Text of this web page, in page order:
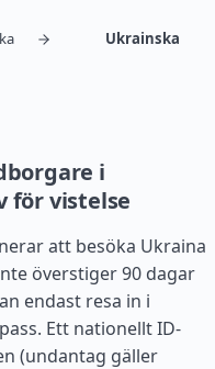
Ukrainska
i
för vistelse
att besöka Ukraina
överstiger 90 dagar
endast resa in i
Ett nationellt ID-
(undantag gäller